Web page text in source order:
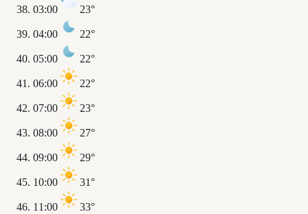
03:00 23°
04:00 22°
05:00 22°
06:00 22°
07:00 23°
08:00 27°
09:00 29°
10:00 31°
11:00 33°